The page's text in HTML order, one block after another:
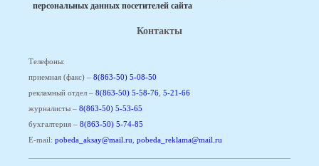
персональных данных посетителей сайта
Контакты
Телефоны:
приемная (факс) – 8(863-50) 5-08-50
рекламный отдел – 8(863-50) 5-58-76 5-21-66
журналисты – 8(863-50) 5-53-65
бухгалтерия – 8(863-50) 5-74-85
E-mail: pobeda_aksay@mail.ru pobeda_reklama@mail.ru